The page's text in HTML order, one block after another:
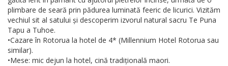
plimbare de seară prin pădurea luminată feeric de licurici. Vizităm
vechiul sit al satului și descoperim izvorul natural sacru Te Puna
Tapu a Tuhoe.
•Cazare în Rotorua la hotel de 4* (Millennium Hotel Rotorua sau
similar).
•Mese: mic dejun la hotel, cină tradițională maori.